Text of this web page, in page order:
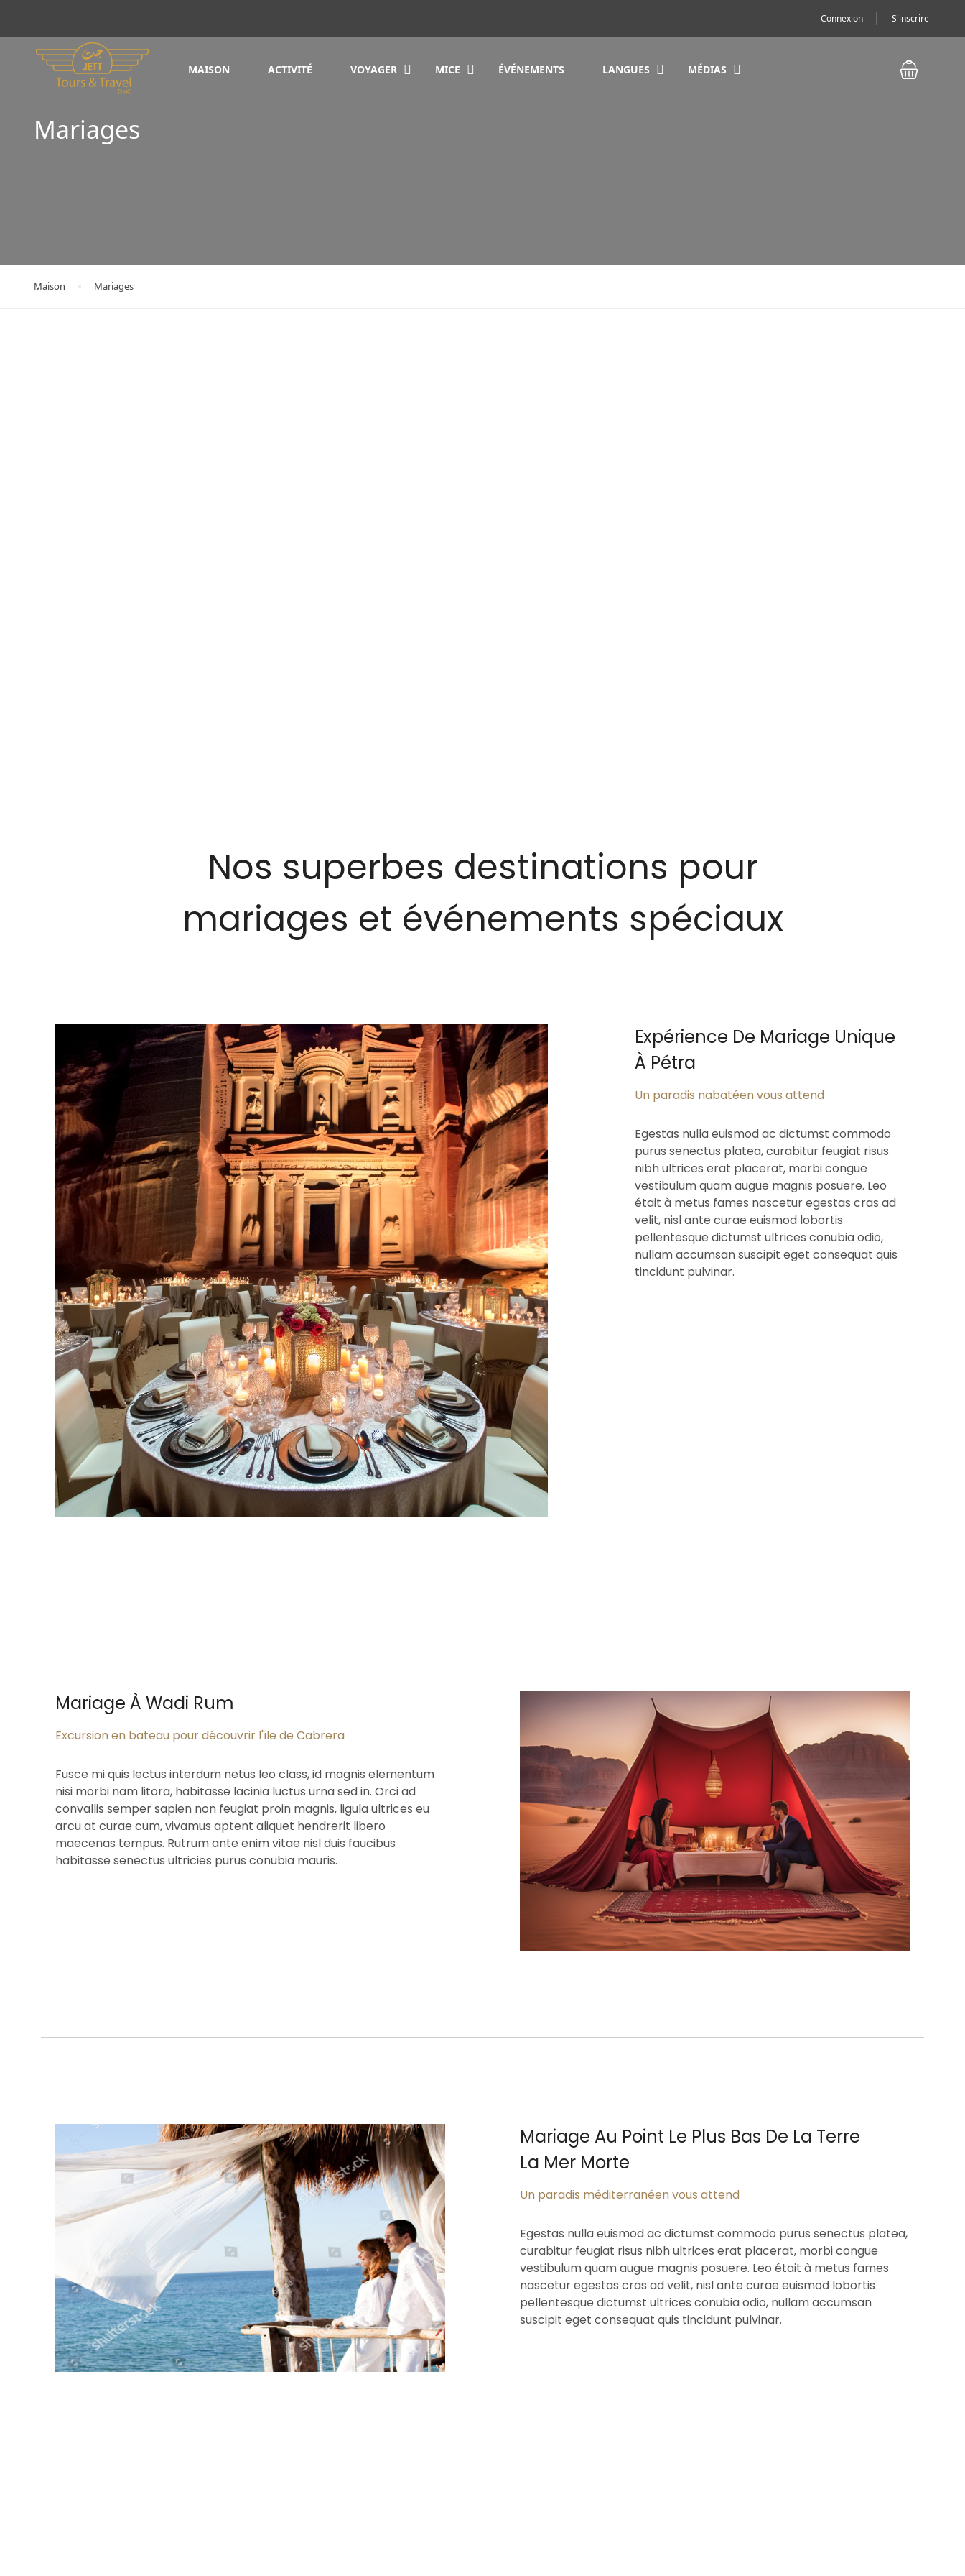
Connexion S'inscrire
MAISON ACTIVITÉ VOYAGER MICE ÉVÉNEMENTS LANGUES MÉDIAS
Mariages
Maison Mariages
Nos superbes destinations pour
mariages et événements spéciaux
Expérience De Mariage Unique
À Pétra
Un paradis nabatéen vous attend
Egestas nulla euismod ac dictumst commodo
purus senectus platea, curabitur feugiat risus
nibh ultrices erat placerat, morbi congue
vestibulum quam augue magnis posuere. Leo
était à metus fames nascetur egestas cras ad
velit, nisl ante curae euismod lobortis
pellentesque dictumst ultrices conubia odio,
nullam accumsan suscipit eget consequat quis
tincidunt pulvinar.
Mariage À Wadi Rum
Excursion en bateau pour découvrir l'île de Cabrera
Fusce mi quis lectus interdum netus leo class, id magnis elementum
nisi morbi nam litora, habitasse lacinia luctus urna sed in. Orci ad
convallis semper sapien non feugiat proin magnis, ligula ultrices eu
arcu at curae cum, vivamus aptent aliquet hendrerit libero
maecenas tempus. Rutrum ante enim vitae nisl duis faucibus
habitasse senectus ultricies purus conubia mauris.
Mariage Au Point Le Plus Bas De La Terre
La Mer Morte
Un paradis méditerranéen vous attend
Egestas nulla euismod ac dictumst commodo purus senectus platea,
curabitur feugiat risus nibh ultrices erat placerat, morbi congue
vestibulum quam augue magnis posuere. Leo était à metus fames
nascetur egestas cras ad velit, nisl ante curae euismod lobortis
pellentesque dictumst ultrices conubia odio, nullam accumsan
suscipit eget consequat quis tincidunt pulvinar.